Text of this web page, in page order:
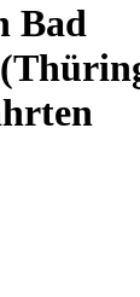
Bad